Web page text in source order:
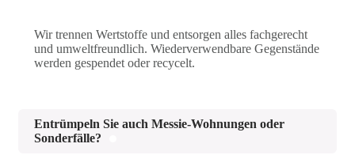
Wir trennen Wertstoffe und entsorgen alles fachgerecht
und umweltfreundlich. Wiederverwendbare Gegenstände
werden gespendet oder recycelt.
Entrümpeln Sie auch Messie-Wohnungen oder
Sonderfälle?